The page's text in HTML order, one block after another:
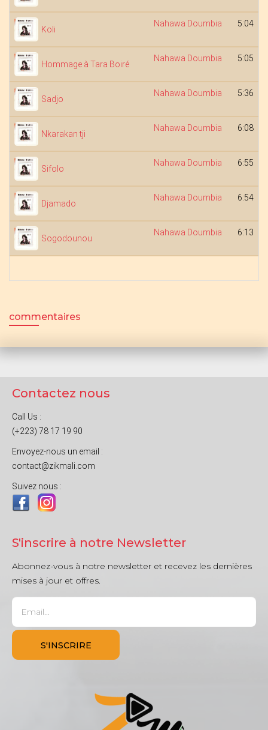
Koli
Nahawa Doumbia 5:04
Hommage à Tara Boiré
Nahawa Doumbia 5:05
Sadjo
Nahawa Doumbia 5:36
Nkarakan tji
Nahawa Doumbia 6:08
Sifolo
Nahawa Doumbia 6:55
Djamado
Nahawa Doumbia 6:54
Sogodounou
Nahawa Doumbia 6:13
commentaires
Contactez nous
Call Us :
(+223) 78 17 19 90
Envoyez-nous un email :
contact@zikmali.com
Suivez nous :
S'inscrire à notre Newsletter
Abonnez-vous à notre newsletter et recevez les dernières
mises à jour et offres.